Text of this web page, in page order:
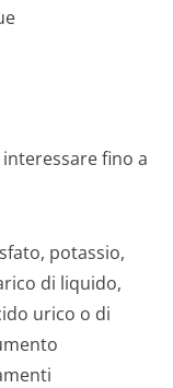
fino a
potassio,
di liquido,
urico o di